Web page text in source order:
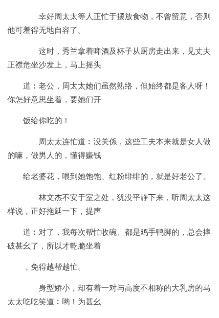
幸好周太太等人正忙于摆放食物，不曾留意，否则
他可羞得无地自容了。
这时，秀兰拿着啤酒及杯子从厨房走出来，见丈夫
正襟危坐沙发上，马上摇头
道︰老公，周太太她们虽然熟络，但始终都是客人呀！
你怎好意思坐着，要她们开
饭给你吃的！
周太太连忙道︰没关係，这些工夫本来就是女人做
的嘛，做男人的，懂得赚钱
给老婆花，喂到她饱饱、红粉绯绯的，就是好老公了。
林文杰不安于室之处，犹没平静下来，听周太太这
样说，正好拖延一下，提声
道︰对了，我每次帮忙收碗、都是鸡手鸭脚的，总会摔
破甚幺了，所以才乾脆坐着
，免得越帮越忙。
身型娇小，却有着一对与高度不相称的大乳房的马
太太吃吃笑道︰哟！为甚幺